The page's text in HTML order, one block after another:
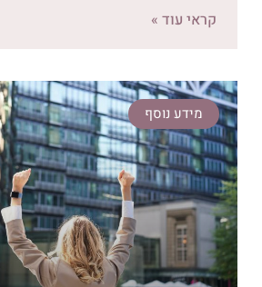
קראי עוד »
מידע נוסף